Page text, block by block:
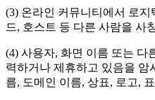
(3) 온라인 커뮤니티에서 로지
드, 호스트 등 다른 사람을 사
(4) 사용자, 화면 이름 또는 다
력하거나 제휴하고 있음을 암
름, 도메인 이름, 상표, 로고,